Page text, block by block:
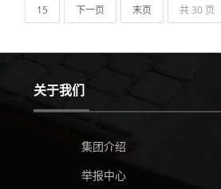
15 下一页 末页 共 30 页
关于我们
集团介绍
举报中心